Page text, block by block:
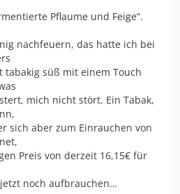
Pflaume und Feige“.
nachfeuern, das hatte ich bei
süß mit einem Touch
mich nicht stört. Ein Tabak,
sich aber zum Einrauchen von
Preis von derzeit 16,15€ für
noch aufbrauchen…